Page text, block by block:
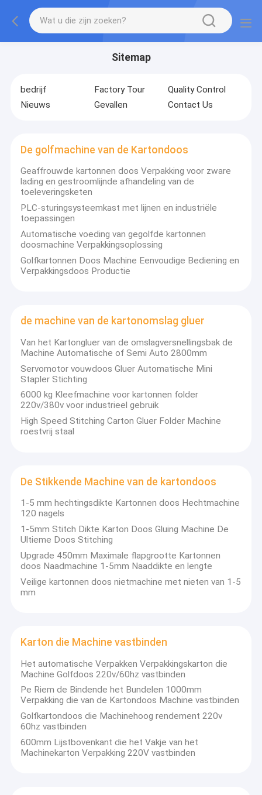
Sitemap
bedrijf Factory Tour
Quality Control
Nieuws
Gevallen Contact Us
De golfmachine van de Kartondoos
Geaffrouwde kartonnen doos Verpakking voor zware
lading en gestroomlijnde afhandeling van de
toeleveringsketen
PLC-sturingsysteemkast met lijnen en industriële
toepassingen
Automatische voeding van gegolfde kartonnen
doosmachine Verpakkingsoplossing
Golfkartonnen Doos Machine Eenvoudige Bediening en
Verpakkingsdoos Productie
de machine van de kartonomslag gluer
Van het Kartongluer van de omslagversnellingsbak de
Machine Automatische of Semi Auto 2800mm
Servomotor vouwdoos Gluer Automatische Mini
Stapler Stichting
6000 kg Kleefmachine voor kartonnen folder
220v/380v voor industrieel gebruik
High Speed Stitching Carton Gluer Folder Machine
roestvrij staal
De Stikkende Machine van de kartondoos
1-5 mm hechtingsdikte Kartonnen doos Hechtmachine
120 nagels
1-5mm Stitch Dikte Karton Doos Gluing Machine De
Ultieme Doos Stitching
Upgrade 450mm Maximale flapgrootte Kartonnen
doos Naadmachine 1-5mm Naaddikte en lengte
Veilige kartonnen doos nietmachine met nieten van 1-5
mm
Karton die Machine vastbinden
Het automatische Verpakken Verpakkingskarton die
Machine Golfdoos 220v/60hz vastbinden
Pe Riem de Bindende het Bundelen 1000mm
Verpakking die van de Kartondoos Machine vastbinden
Golfkartondoos die Machinehoog rendement 220v
60hz vastbinden
600mm Lijstbovenkant die het Vakje van het
Machinekarton Verpakking 220V vastbinden